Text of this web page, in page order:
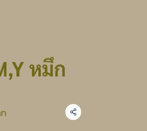
หมึก
แชร์